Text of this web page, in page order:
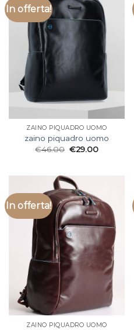
In offerta!
ZAINO PIQUADRO UOMO
zaino piquadro uomo
€46.00 €29.00
In offerta!
ZAINO PIQUADRO UOMO